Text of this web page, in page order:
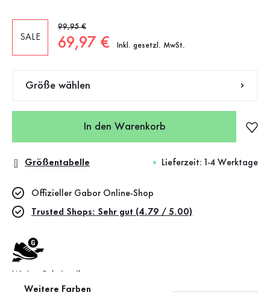
SALE
Alter Preis
99,95 €
Neuer Preis
69,97 € Inkl. gesetzl. MwSt.
Größe wählen
In den Warenkorb
Größentabelle Lieferzeit: 1-4 Werktage
Weitere Farben
Offizieller Gabor Online-Shop
Trusted Shops: Sehr gut (4.79 / 5.00)